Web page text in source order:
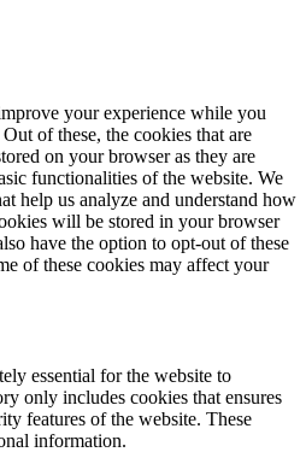
your experience while you
of these, the cookies that are
on your browser as they are
functionalities of the website. We
help us analyze and understand how
will be stored in your browser
have the option to opt-out of these
of these cookies may affect your
essential for the website to
only includes cookies that ensures
features of the website. These
information.